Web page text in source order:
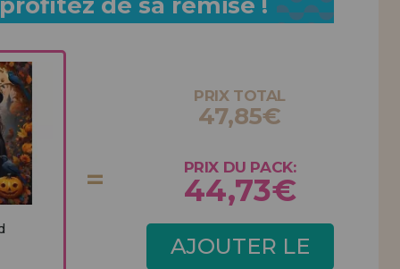
de sa remise !
PRIX TOTAL
47,85€
PRIX DU PACK:
44,73€
AJOUTER LE